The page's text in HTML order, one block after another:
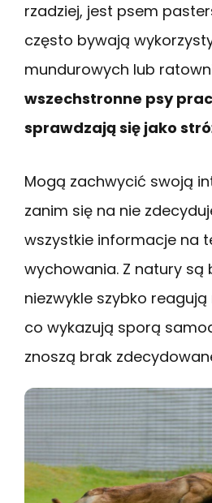
rzadziej, jest psem
często bywają
mundurowych lub
wszechstronne psy
sprawdzają się jako
Mogą zachwycić swoją
zanim się na nie
wszystkie informacje na
wychowania. Z natury są
niezwykle szybko
co wykazują sporą
znoszą brak